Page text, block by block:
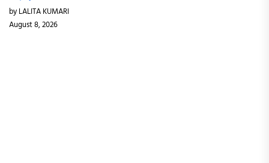
by LALITA KUMARI
August 8, 2026